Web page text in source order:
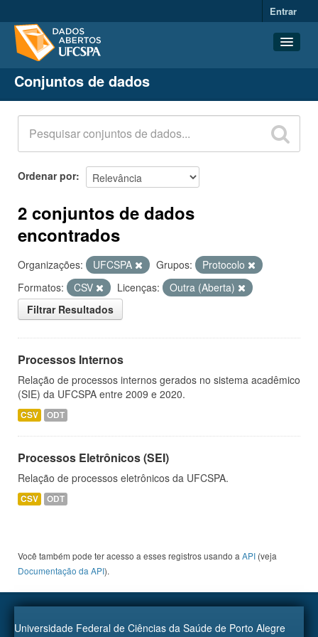
Entrar
Conjuntos de dados
Organizações
Grupos
Sobre
Conjuntos de dados
Ordenar por
2 conjuntos de dados
encontrados
Organizações: UFCSPA Grupos:
Protocolo
Formatos:
CSV Licenças:
Outra (Aberta)
Filtrar Resultados
Processos Internos
Relação de processos internos gerados no sistema acadêmico
(SIE) da UFCSPA entre 2009 e 2020.
CSV ODT
Processos Eletrônicos (SEI)
Relação de processos eletrônicos da UFCSPA.
CSV ODT
Você também pode ter acesso a esses registros usando a API (veja
Documentação da API).
Universidade Federal de Ciências da Saúde de Porto Alegre